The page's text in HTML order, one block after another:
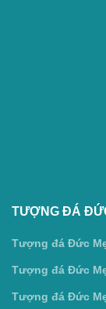
TƯỢNG ĐÁ
Tượng đá Đức
Tượng đá Đức
Tượng đá Đức